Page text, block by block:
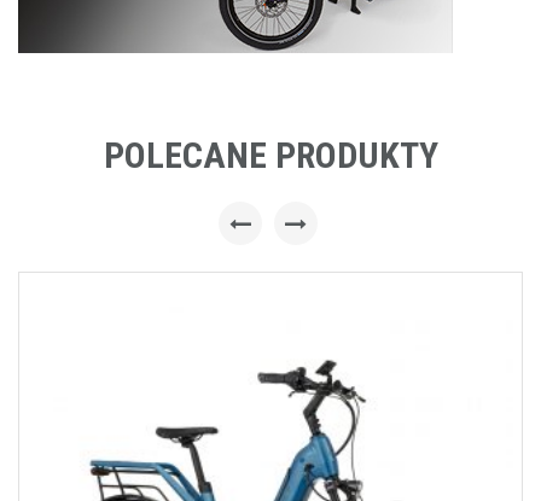
POLECANE PRODUKTY